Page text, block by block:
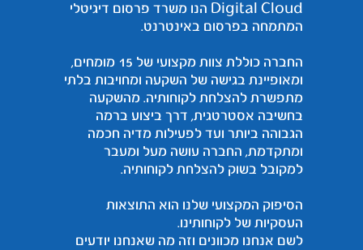
Digital Cloud הנו משרד פרסום דיגיטלי
המתמחה בפרסום באינטרנט.
החברה כוללת צוות מקצועי של 15 מומחים,
ומאופיינת בגישה של השקעה ומחויבות בלתי
מתפשרת להצלחת לקוחותיה. מהשקעה
בחשיבה אסטרטגית, דרך ביצוע ברמה
הגבוהה ביותר ועד לפעילות מדיה חכמה
ומתקדמת, החברה עושה מעל ומעבר
למקובל בשוק להצלחת לקוחותיה.
הסיפוק המקצועי שלנו הוא התוצאות
העסקיות של לקוחותינו.
לשם אנחנו מכוונים וזה מה שאנחנו יודעים